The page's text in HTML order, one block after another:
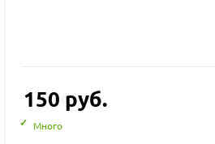
150 руб.
Много